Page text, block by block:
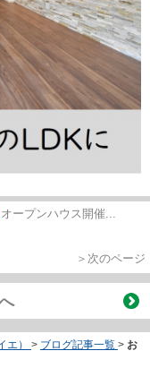
オープンハウス開催...
＞次のページ
） > ブログ記事一覧 > お